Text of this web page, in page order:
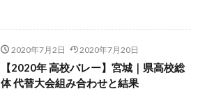
2020年7月2日 2020年7月20日
【2020年 高校バレー】宮城｜県高校総
体 代替大会組み合わせと結果